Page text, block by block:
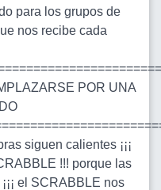
para los grupos de
nos recibe cada
POR UNA
siguen calientes ¡¡¡
!!! porque las
el SCRABBLE nos